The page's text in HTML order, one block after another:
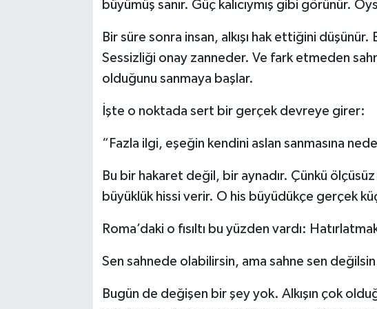
büyümüş sanır. Güç kalıcıymış gibi görünür.
Bir süre sonra insan, alkışı hak ettiğini düşünür.
Sessizliği onay zanneder. Ve fark etmeden
olduğunu sanmaya başlar.
İşte o noktada sert bir gerçek devreye girer:
“Fazla ilgi, eşeğin kendini aslan sanmasına
Bu bir hakaret değil, bir aynadır. Çünkü
büyüklük hissi verir. O his büyüdükçe gerçek
Roma’daki o fısıltı bu yüzden vardı:
Sen sahnede olabilirsin, ama sahne sen
Bugün de değişen bir şey yok. Alkışın çok